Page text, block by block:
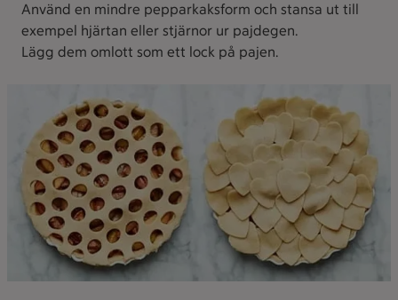
Använd en mindre pepparkaksform och stansa ut till
exempel hjärtan eller stjärnor ur pajdegen.
Lägg dem omlott som ett lock på pajen.